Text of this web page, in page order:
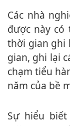
Các nhà nghiên cứu cho biết, những khí thu
được này
thời gian ghi
gian, ghi lại
chạm tiểu
năm của bề
Sự hiểu biết của con người về lịch sử Mặt